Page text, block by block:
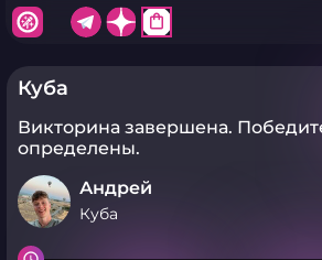
shopping_bag
Куба
Викторина завершена.
определены.
Андрей
Куба